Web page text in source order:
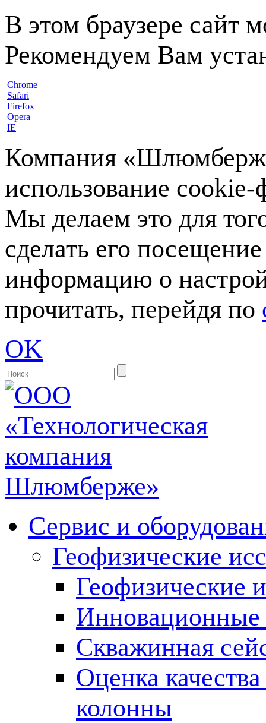
В этом браузере сайт
Рекомендуем Вам
Chrome
Safari
Firefox
Opera
IE
Компания
использование
Мы делаем это для
сделать его
информацию о
прочитать, перейдя по
OK
Сервис и
Геофизические
Геофизические
Инновационные
Скважинная
Оценка
колонны